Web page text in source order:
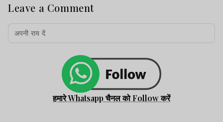
Leave a Comment
हमारे Whatsapp चैनल को Follow करें